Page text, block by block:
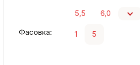
5,5
6,0
Фасовка:
1 5